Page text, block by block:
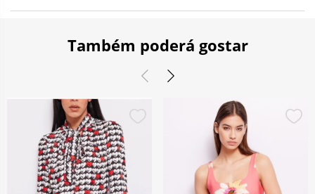
Também poderá gostar